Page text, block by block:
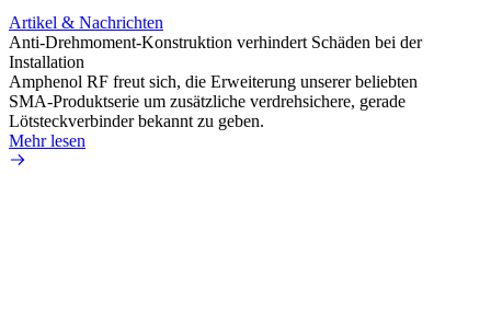
Artikel & Nachrichten
Anti-Drehmoment-Konstruktion verhindert Schäden bei der
Installation
Amphenol RF freut sich, die Erweiterung unserer beliebten
SMA-Produktserie um zusätzliche verdrehsichere, gerade
Lötsteckverbinder bekannt zu geben.
Mehr lesen